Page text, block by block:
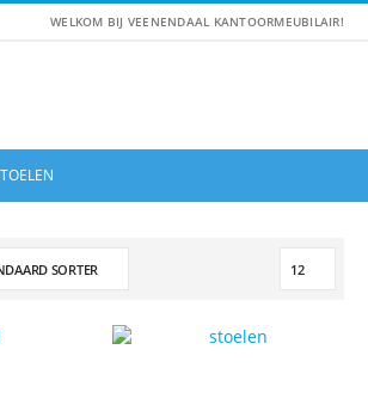
WELKOM BIJ VEENENDAAL KANTOORMEUBILAIR!